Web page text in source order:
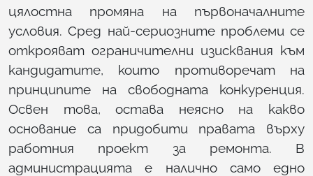
цялостна промяна на първоначалните
условия. Сред най-сериозните проблеми се
открояват ограничителни изисквания към
кандидатите, които противоречат на
принципите на свободната конкуренция.
Освен това, остава неясно на какво
основание са придобити правата върху
работния проект за ремонта. В
администрацията е налично само едно